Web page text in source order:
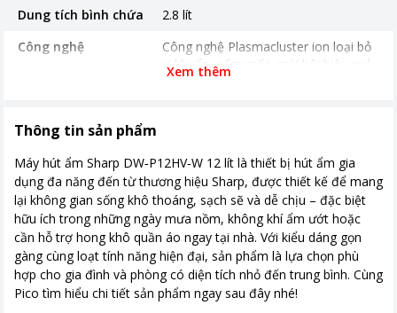
Dung tích bình chứa
2.8 lít
Công nghệ
Công nghệ Plasmacluster ion loại bỏ
vi khuẩn, nấm mốc, mùi hôi hiệu quả
động tắt khi bình nước đầy Hẹn giờ
Công suất hút ẩm trong điều kiện
26.7°C, 60% độ ẩm: 190W Công suất
hút ẩm trong điều kiện 30°C, 80% độ
ẩm: 200W
Kích thước, khối lượng Cao 46.4 cm - Rộng 26cm - Sâu 24
cm - Nặng 9.0kg
Xem thêm
Thông tin sản phẩm
Máy hút ẩm Sharp DW‑P12HV‑W 12 lít là thiết bị hút ẩm gia
dụng đa năng đến từ thương hiệu Sharp, được thiết kế để mang
lại không gian sống khô thoáng, sạch sẽ và dễ chịu – đặc biệt
hữu ích trong những ngày mưa nồm, không khí ẩm ướt hoặc
cần hỗ trợ hong khô quần áo ngay tại nhà. Với kiểu dáng gọn
gàng cùng loạt tính năng hiện đại, sản phẩm là lựa chọn phù
hợp cho gia đình và phòng có diện tích nhỏ đến trung bình. Cùng
Pico tìm hiểu chi tiết sản phẩm ngay sau đây nhé!